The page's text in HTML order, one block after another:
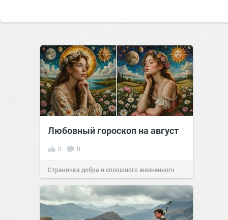
Любовный гороскоп на август
0 0
Страничка добра и сплошного жизненного
позитива!00:29Сегодня